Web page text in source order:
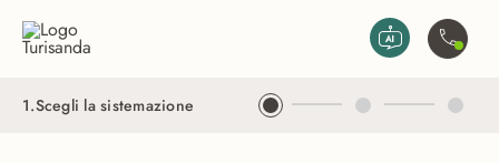
1.Scegli la sistemazione